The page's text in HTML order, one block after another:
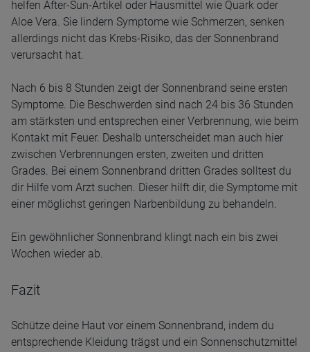
helfen After-Sun-Artikel oder Hausmittel wie Quark oder
Aloe Vera. Sie lindern Symptome wie Schmerzen, senken
allerdings nicht das Krebs-Risiko, das der Sonnenbrand
verursacht hat.
Nach 6 bis 8 Stunden zeigt der Sonnenbrand seine ersten
Symptome. Die Beschwerden sind nach 24 bis 36 Stunden
am stärksten und entsprechen einer Verbrennung, wie beim
Kontakt mit Feuer. Deshalb unterscheidet man auch hier
zwischen Verbrennungen ersten, zweiten und dritten
Grades. Bei einem Sonnenbrand dritten Grades solltest du
dir Hilfe vom Arzt suchen. Dieser hilft dir, die Symptome mit
einer möglichst geringen Narbenbildung zu behandeln.
Ein gewöhnlicher Sonnenbrand klingt nach ein bis zwei
Wochen wieder ab.
Fazit
Schütze deine Haut vor einem Sonnenbrand, indem du
entsprechende Kleidung trägst und ein Sonnenschutzmittel